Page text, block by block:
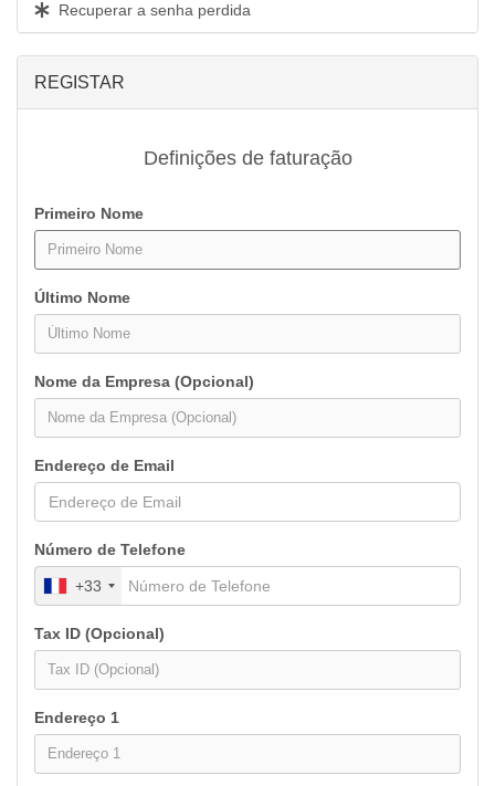
Recuperar a senha perdida
REGISTAR
Definições de faturação
Primeiro Nome
Último Nome
Nome da Empresa (Opcional)
Endereço de Email
Número de Telefone
+33
Tax ID (Opcional)
Endereço 1